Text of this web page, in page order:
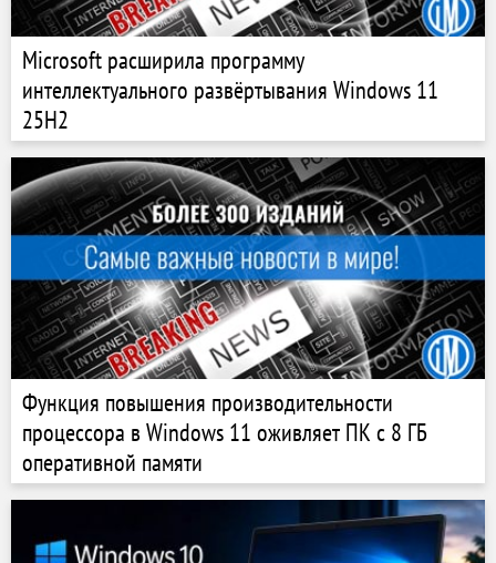
Microsoft расширила программу
интеллектуального развёртывания Windows 11
25H2
Функция повышения производительности
процессора в Windows 11 оживляет ПК с 8 ГБ
оперативной памяти